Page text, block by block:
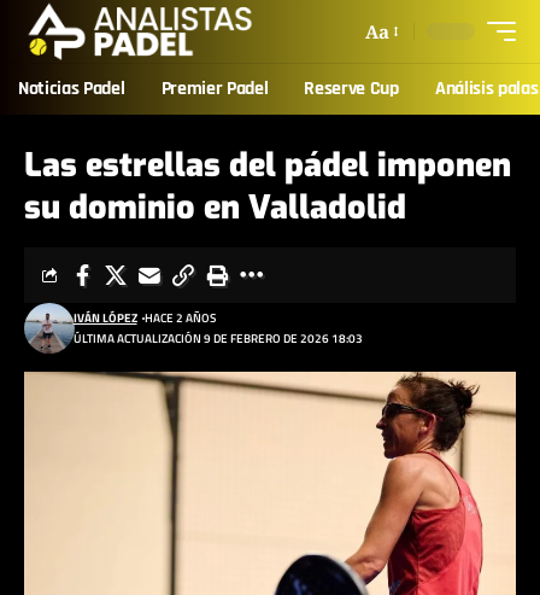
Aa
Noticias Padel Premier Padel Reserve Cup Análisis palas
Las estrellas del pádel imponen
su dominio en Valladolid
ÚLTIMA ACTUALIZACIÓN 9 DE FEBRERO DE 2026 18:03
IVÁN LÓPEZ HACE 2 AÑOS